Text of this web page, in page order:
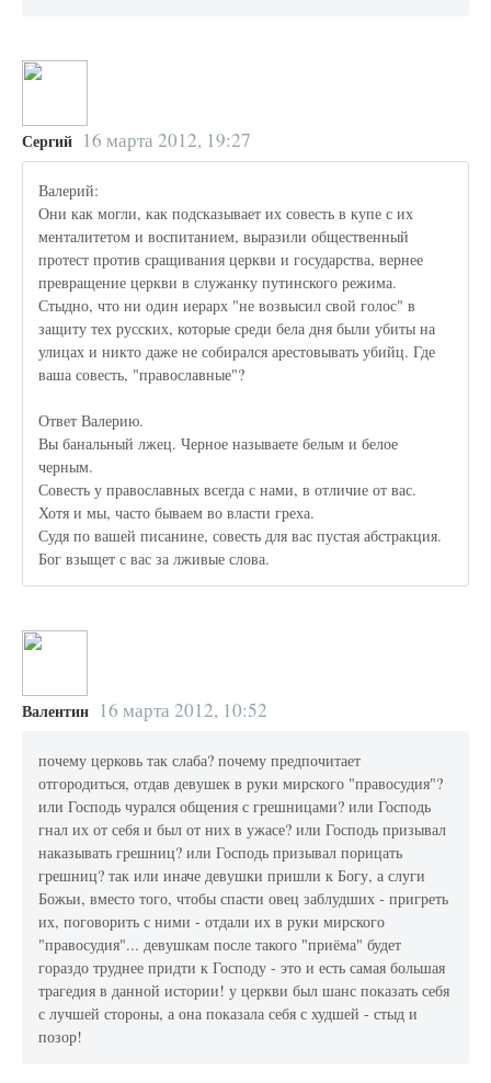
Сергий 16 марта 2012, 19:27
Валерий:
Они как могли, как подсказывает их совесть в купе с их
менталитетом и воспитанием, выразили общественный
протест против сращивания церкви и государства, вернее
превращение церкви в служанку путинского режима.
Стыдно, что ни один иерарх "не возвысил свой голос" в
защиту тех русских, которые среди бела дня были убиты на
улицах и никто даже не собирался арестовывать убийц. Где
ваша совесть, "православные"?
Ответ Валерию.
Вы банальный лжец. Черное называете белым и белое
черным.
Совесть у православных всегда с нами, в отличие от вас.
Хотя и мы, часто бываем во власти греха.
Судя по вашей писанине, совесть для вас пустая абстракция.
Бог взыщет с вас за лживые слова.
Валентин 16 марта 2012, 10:52
почему церковь так слаба? почему предпочитает
отгородиться, отдав девушек в руки мирского "правосудия"?
или Господь чурался общения с грешницами? или Господь
гнал их от себя и был от них в ужасе? или Господь призывал
наказывать грешниц? или Господь призывал порицать
грешниц? так или иначе девушки пришли к Богу, а слуги
Божьи, вместо того, чтобы спасти овец заблудших - пригреть
их, поговорить с ними - отдали их в руки мирского
"правосудия"... девушкам после такого "приёма" будет
гораздо труднее придти к Господу - это и есть самая большая
трагедия в данной истории! у церкви был шанс показать себя
с лучшей стороны, а она показала себя с худшей - стыд и
позор!